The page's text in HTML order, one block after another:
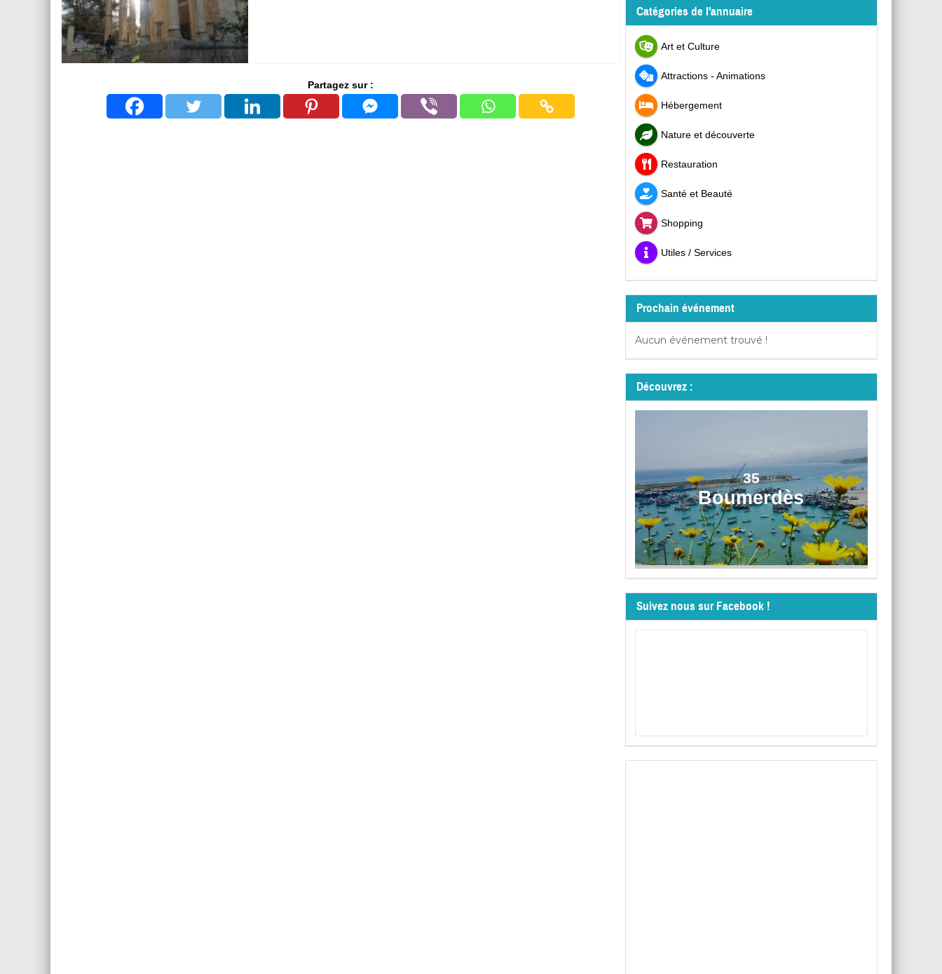
Partagez sur :
Catégories de l'annuaire
Art et Culture
Attractions - Animations
Hébergement
Nature et découverte
Restauration
Santé et Beauté
Shopping
Utiles / Services
Prochain événement
Aucun événement trouvé !
Découvrez :
35
Boumerdès
Suivez nous sur Facebook !